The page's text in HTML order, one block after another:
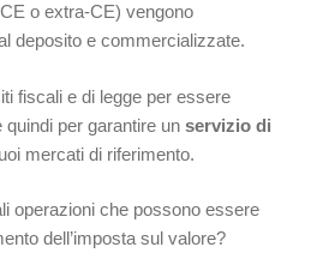
o extra-CE) vengono
deposito e commercializzate.
fiscali e di legge per essere
per garantire un servizio di
mercati di riferimento.
operazioni che possono essere
dell’imposta sul valore?